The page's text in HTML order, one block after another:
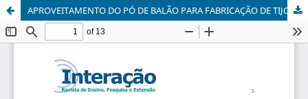
APROVEITAMENTO DO PÓ DE BALÃO PARA FABRICAÇÃO DE TIJOLOS E CERÂMICAS VERMELHAS NA CONSTRUÇÃO CIVIL